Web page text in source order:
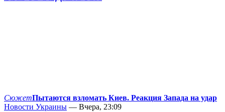
СюжетПытаются взломать Киев. Реакция Запада на удар
Новости Украины — Вчера, 23:09